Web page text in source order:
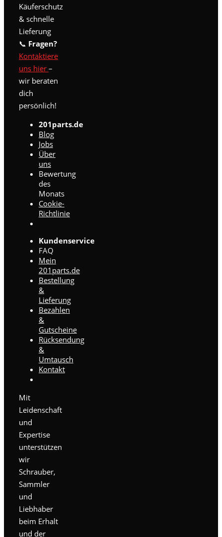
Käuferschutz
& schnelle
Lieferung
📞 Fragen?
Kontaktiere
uns hier –
wir beraten
dich
persönlich!
201parts.de
Blog
Jobs
Über
uns
Bewertung
des
Monats
Cookie-
Richtlinie
Kundenservice
FAQ
Mein
201parts.de
Bestellung
&
Lieferung
Bezahlen
&
Gutscheine
Rücksendung
&
Umtausch
Kontakt
Mit
Leidenschaft
und
Expertise
unterstützen
wir
Schrauber,
Sammler
und
Liebhaber
beim Erhalt
und der